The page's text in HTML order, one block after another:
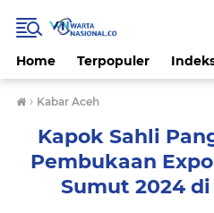
Home Terpopuler
› Kabar Aceh
Kapok Sahli
Pembukaan
Sumut 2024